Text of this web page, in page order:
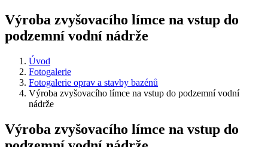
Výroba zvyšovacího límce na vstup do
podzemní vodní nádrže
Úvod
Fotogalerie
Fotogalerie oprav a stavby bazénů
Výroba zvyšovacího límce na vstup do podzemní vodní
nádrže
Výroba zvyšovacího límce na vstup do